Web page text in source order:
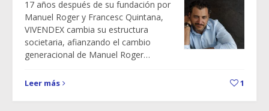
17 años después de su fundación por
Manuel Roger y Francesc Quintana,
VIVENDEX cambia su estructura
societaria, afianzando el cambio
generacional de Manuel Roger…
Leer más 1